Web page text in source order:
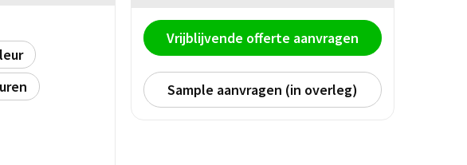
Vrijblijvende offerte aanvragen
Sample aanvragen (in overleg)